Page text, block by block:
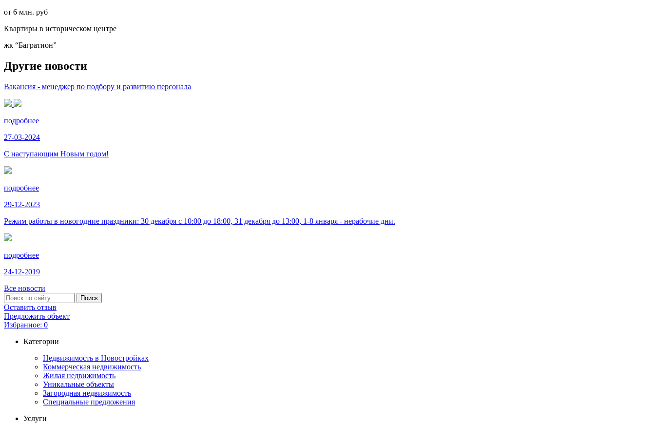
от 6 млн. руб
Квартиры в историческом центре
жк “Багратион”
Другие новости
Вакансия - менеджер по подбору и развитию персонала
подробнее
27-03-2024
С наступающим Новым годом!
подробнее
29-12-2023
Режим работы в новогодние праздники: 30 декабря с 10:00 до 18:00, 31 декабря до 13:00, 1-8 января - нерабочие дни.
подробнее
24-12-2019
Все новости
Оставить отзыв
Предложить объект
Избранное: 0
Категории
Недвижимость в Новостройках
Коммерческая недвижимость
Жилая недвижимость
Уникальные объекты
Загородная недвижимость
Специальные предложения
Услуги